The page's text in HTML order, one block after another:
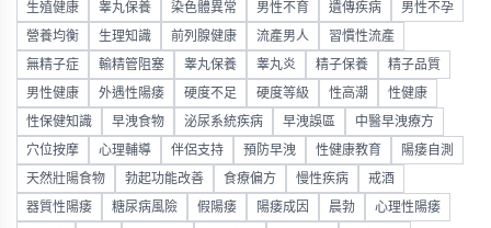
生殖健康 睾丸保養 染色體異常 男性不育 遺傳疾病 男性不孕
營養均衡 生理知識 前列腺健康 流產男人 習慣性流產
無精子症 輸精管阻塞 睾丸保養 睾丸炎 精子保養 精子品質
男性健康 外遇性陽痿 硬度不足 硬度等級 性高潮 性健康
性保健知識 早洩食物 泌尿系統疾病 早洩誤區 中醫早洩療方
穴位按摩 心理輔導 伴侶支持 預防早洩 性健康教育 陽痿自測
天然壯陽食物 勃起功能改善 食療偏方 慢性疾病 戒酒
器質性陽痿 糖尿病風險 假陽痿 陽痿成因 晨勃 心理性陽痿